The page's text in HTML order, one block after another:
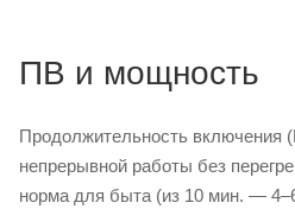
ПВ и мощность
Продолжительность включения
непрерывной работы без
норма для быта (из 10 мин. —